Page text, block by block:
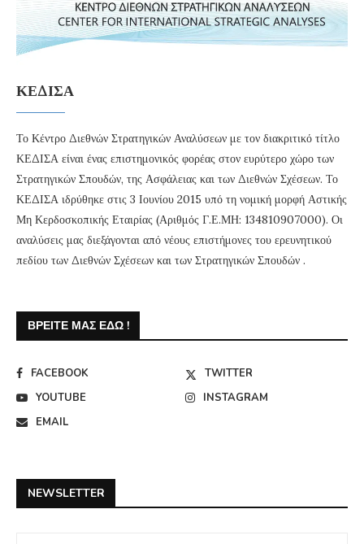
ΚΕΔΙΣΑ
Το Κέντρο Διεθνών Στρατηγικών Αναλύσεων με τον διακριτικό τίτλο
ΚΕΔΙΣΑ είναι ένας επιστημονικός φορέας στον ευρύτερο χώρο των
Στρατηγικών Σπουδών, της Ασφάλειας και των Διεθνών Σχέσεων. Το
ΚΕΔΙΣΑ ιδρύθηκε στις 3 Ιουνίου 2015 υπό τη νομική μορφή Αστικής
Μη Κερδοσκοπικής Εταιρίας (Αριθμός Γ.Ε.ΜΗ: 134810907000). Οι
αναλύσεις μας διεξάγονται από νέους επιστήμονες του ερευνητικού
πεδίου των Διεθνών Σχέσεων και των Στρατηγικών Σπουδών .
ΒΡΕΊΤΕ ΜΑΣ ΕΔΏ !
FACEBOOK
TWITTER
YOUTUBE
INSTAGRAM
EMAIL
NEWSLETTER